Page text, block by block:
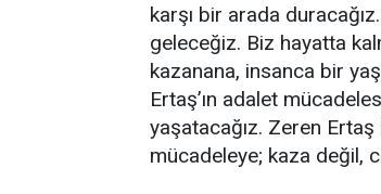
karşı bir arada
geleceğiz. Biz hayatta
kazanana, insanca bir
Ertaş’ın adalet
yaşatacağız. Zeren Ertaş
mücadeleye; kaza değil,